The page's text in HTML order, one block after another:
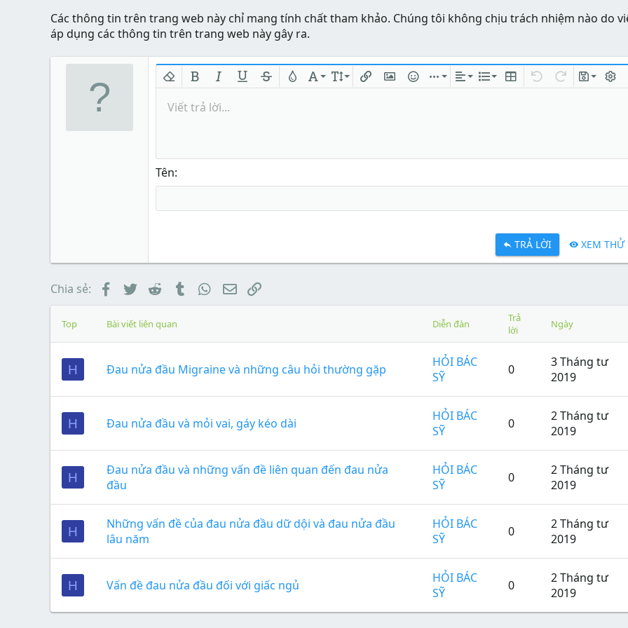
Các thông tin trên trang web này chỉ mang tính chất tham khảo. Chúng tôi không chịu trách nhiệm nào do
áp dụng các thông tin trên trang web này gây ra.
Xóa định dạng
In đậmIn nghiêng
Viết trả lời...
Tên
TRẢ LỜI XEM THỬ
Chia sẻ: Facebook
TwitterReddit TumblrWhatsApp
EmailLink
Top Bài viết liên quan Diễn đàn
Trả
lời
Ngày
H Đau nửa đầu Migraine và những câu hỏi thường gặp
HỎI BÁC
SỸ
0
3 Tháng tư
2019
H Đau nửa đầu và mỏi vai, gáy kéo dài
HỎI BÁC
SỸ
0
2 Tháng tư
2019
H
Đau nửa đầu và những vấn đề liên quan đến đau nửa
đầu
HỎI BÁC
SỸ
0
2 Tháng tư
2019
H
Những vấn đề của đau nửa đầu dữ dội và đau nửa đầu
lâu năm
HỎI BÁC
SỸ
0
2 Tháng tư
2019
H Vấn đề đau nửa đầu đối với giấc ngủ
HỎI BÁC
SỸ
0
2 Tháng tư
2019